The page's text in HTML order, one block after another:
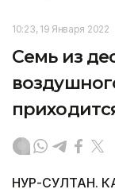
10:23, 19 Января 2022
Семь из
НУР-СУЛТАН.